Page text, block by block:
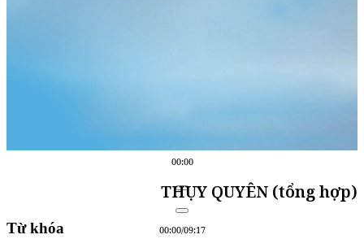
00:00
00:00/09:17
THỤY QUYÊN (tổng hợp)
Từ khóa